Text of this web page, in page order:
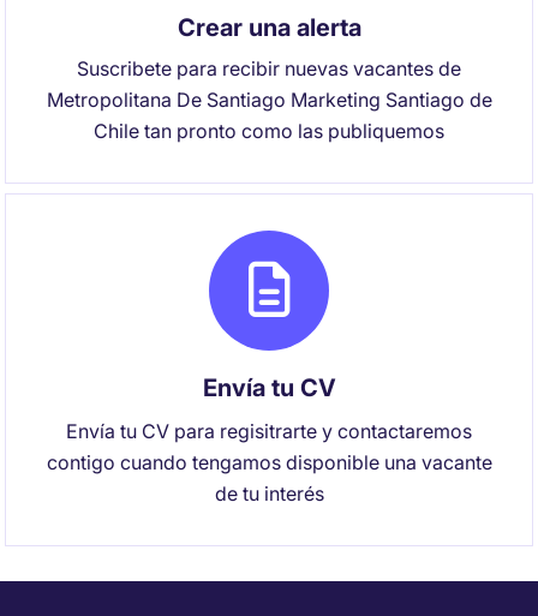
Crear una alerta
Suscribete para recibir nuevas vacantes de
Metropolitana De Santiago Marketing Santiago de
Chile tan pronto como las publiquemos
Envía tu CV
Envía tu CV para regisitrarte y contactaremos
contigo cuando tengamos disponible una vacante
de tu interés